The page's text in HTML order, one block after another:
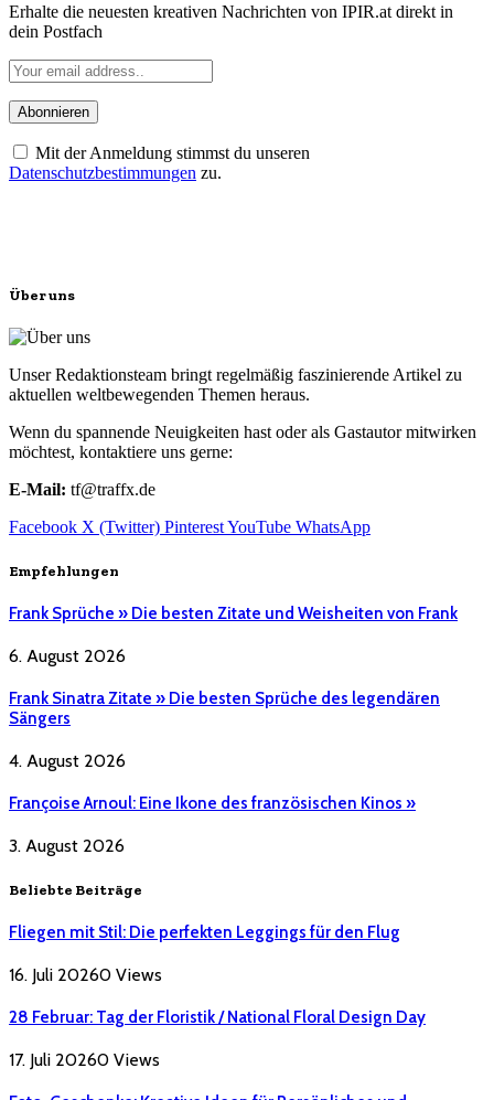
Erhalte die neuesten kreativen Nachrichten von IPIR.at direkt in
dein Postfach
Mit der Anmeldung stimmst du unseren
Datenschutzbestimmungen zu.
Über uns
Unser Redaktionsteam bringt regelmäßig faszinierende Artikel zu
aktuellen weltbewegenden Themen heraus.
Wenn du spannende Neuigkeiten hast oder als Gastautor mitwirken
möchtest, kontaktiere uns gerne:
E-Mail: tf@traffx.de
Facebook X (Twitter) PinterestYouTube WhatsApp
Empfehlungen
Frank Sprüche » Die besten Zitate und Weisheiten von Frank
6. August 2026
Frank Sinatra Zitate » Die besten Sprüche des legendären
Sängers
4. August 2026
Françoise Arnoul: Eine Ikone des französischen Kinos »
3. August 2026
Beliebte Beiträge
Fliegen mit Stil: Die perfekten Leggings für den Flug
16. Juli 20260 Views
28 Februar: Tag der Floristik / National Floral Design Day
17. Juli 20260 Views